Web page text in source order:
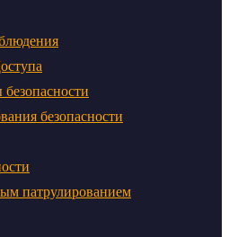
безопасности
патрулированием